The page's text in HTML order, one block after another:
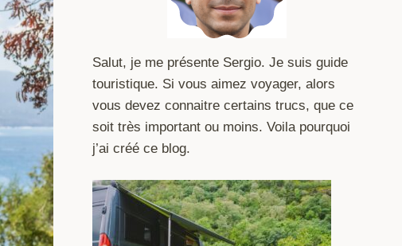
Salut, je me présente Sergio. Je suis guide
touristique. Si vous aimez voyager, alors
vous devez connaitre certains trucs, que ce
soit très important ou moins. Voila pourquoi
j’ai créé ce blog.